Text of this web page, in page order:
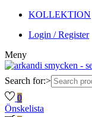
KOLLEKTION
Login / Register
Meny
Search for:>
0
Önskelista